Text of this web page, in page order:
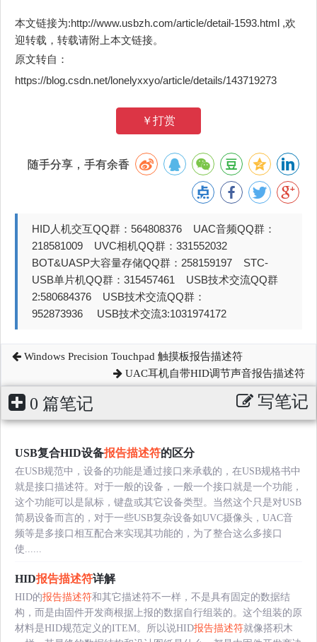
本文链接为:http://www.usbzh.com/article/detail-1593.html ,欢
迎转载，转载请附上本文链接。
原文转自：
https://blog.csdn.net/lonelyxxyo/article/details/143719273
￥打赏
随手分享，手有余香
HID人机交互QQ群：564808376 UAC音频QQ群：
218581009 UVC相机QQ群：331552032
BOT&UASP大容量存储QQ群：258159197 STC-
USB单片机QQ群：315457461 USB技术交流QQ群
2:580684376 USB技术交流QQ群：
952873936 USB技术交流3:1031974172
Windows Precision Touchpad 触摸板报告描述符
UAC耳机自带HID调节声音报告描述符
0 篇笔记 写笔记
USB复合HID设备报告描述符的区分
在USB规范中，设备的功能是通过接口来承载的，在USB规格书中
就是接口描述符。对于一般的设备，一般一个接口就是一个功能，
这个功能可以是鼠标，键盘或其它设备类型。当然这个只是对USB
简易设备而言的，对于一些USB复杂设备如UVC摄像头，UAC音
频等是多接口相互配合来实现其功能的，为了整合这么多接口
使......
HID报告描述符详解
HID的报告描述符和其它描述符不一样，不是具有固定的数据结
构，而是由固件开发商根据上报的数据自行组装的。这个组装的原
材料是HID规范定义的ITEM。所以说HID报告描述符就像搭积木